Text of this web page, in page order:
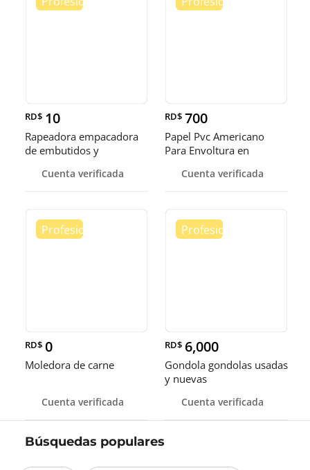
RD$ 10
Rapeadora empacadora
de embutidos y
Cuenta verificada
RD$ 700
Papel Pvc Americano
Para Envoltura en
pulgadas
Cuenta verificada
RD$ 0
Moledora de carne
Cuenta verificada
RD$ 6,000
Gondola gondolas usadas
y nuevas
Cuenta verificada
Búsquedas populares